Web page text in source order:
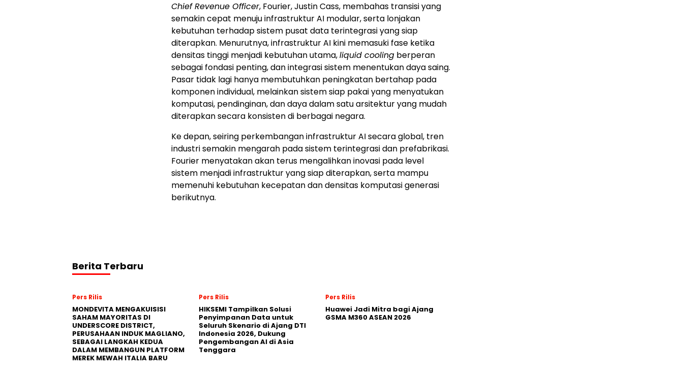
Chief Revenue Officer, Fourier, Justin Cass, membahas transisi yang
semakin cepat menuju infrastruktur AI modular, serta lonjakan
kebutuhan terhadap sistem pusat data terintegrasi yang siap
diterapkan. Menurutnya, infrastruktur AI kini memasuki fase ketika
densitas tinggi menjadi kebutuhan utama,liquid cooling berperan
sebagai fondasi penting, dan integrasi sistem menentukan daya saing.
Pasar tidak lagi hanya membutuhkan peningkatan bertahap pada
komponen individual, melainkan sistem siap pakai yang menyatukan
komputasi, pendinginan, dan daya dalam satu arsitektur yang mudah
diterapkan secara konsisten di berbagai negara.
Ke depan, seiring perkembangan infrastruktur AI secara global, tren
industri semakin mengarah pada sistem terintegrasi dan prefabrikasi.
Fourier menyatakan akan terus mengalihkan inovasi pada level
sistem menjadi infrastruktur yang siap diterapkan, serta mampu
memenuhi kebutuhan kecepatan dan densitas komputasi generasi
berikutnya.
Berita Terbaru
Pers Rilis
MONDEVITA MENGAKUISISI
SAHAM MAYORITAS DI
UNDERSCORE DISTRICT,
PERUSAHAAN INDUK MAGLIANO,
SEBAGAI LANGKAH KEDUA
DALAM MEMBANGUN PLATFORM
MEREK MEWAH ITALIA BARU
Pers Rilis
HIKSEMI Tampilkan Solusi
Penyimpanan Data untuk
Seluruh Skenario di Ajang DTI
Indonesia 2026, Dukung
Pengembangan AI di Asia
Tenggara
Pers Rilis
Huawei Jadi Mitra bagi Ajang
GSMA M360 ASEAN 2026